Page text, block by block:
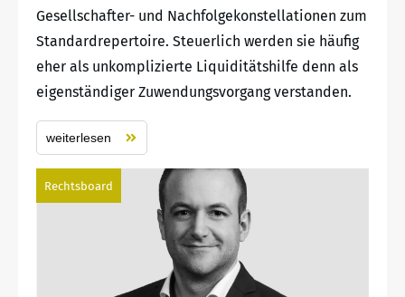
Gesellschafter- und Nachfolgekonstellationen zum
Standardrepertoire. Steuerlich werden sie häufig
eher als unkomplizierte Liquiditätshilfe denn als
eigenständiger Zuwendungsvorgang verstanden.
weiterlesen
Rechtsboard